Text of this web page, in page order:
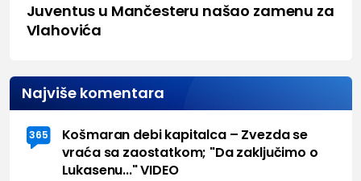
Juventus u Mančesteru našao zamenu za
Vlahovića
Najviše komentara
365
Košmaran debi kapitalca – Zvezda se
vraća sa zaostatkom; "Da zaključimo o
Lukasenu..." VIDEO